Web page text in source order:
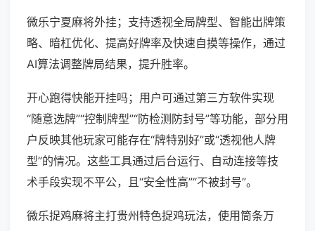
微乐宁夏麻将外挂；支持透视全局牌型、智能出牌策
略、暗杠优化、提高好牌率及快速自摸等操作，通过
AI算法调整牌局结果，提升胜率。
开心跑得快能开挂吗；用户可通过第三方软件实现
“随意选牌”“控制牌型”“防检测防封号”等功能，部分用
户反映其他玩家可能存在“牌特别好”或“透视他人牌
型”的情况。这些工具通过后台运行、自动连接等技
术手段实现不平公，且“安全性高”“不被封号”。
微乐捉鸡麻将主打贵州特色捉鸡玩法，使用筒条万